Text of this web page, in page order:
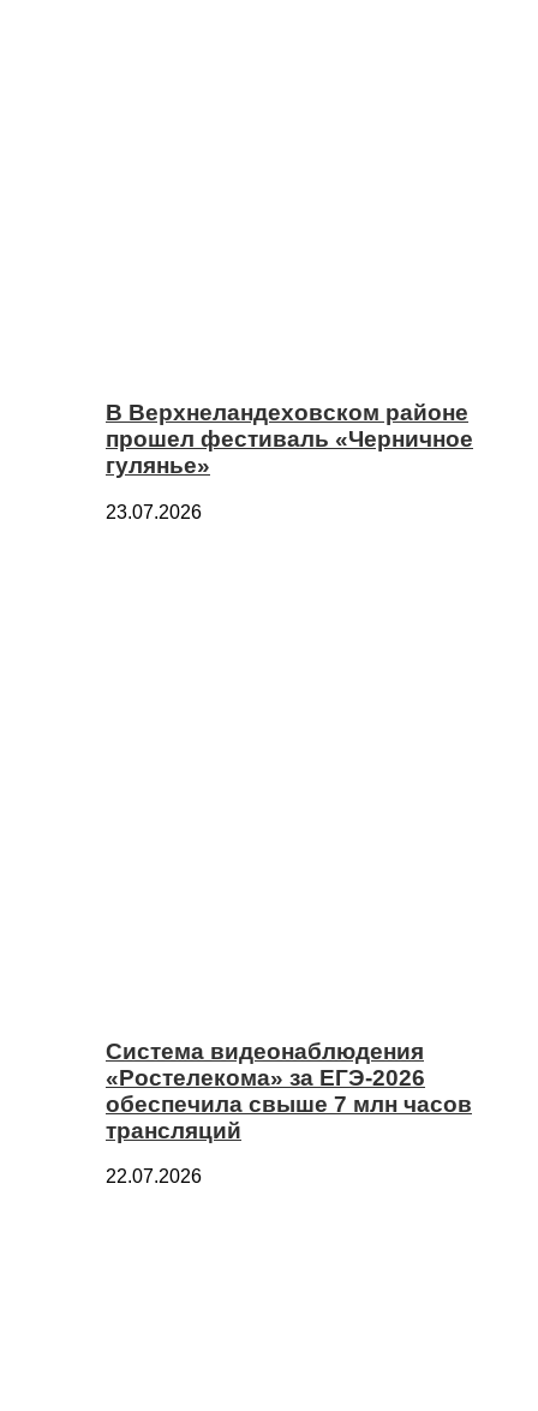
В Верхнеландеховском районе
прошел фестиваль «Черничное
гулянье»
23.07.2026
Система видеонаблюдения
«Ростелекома» за ЕГЭ-2026
обеспечила свыше 7 млн часов
трансляций
22.07.2026